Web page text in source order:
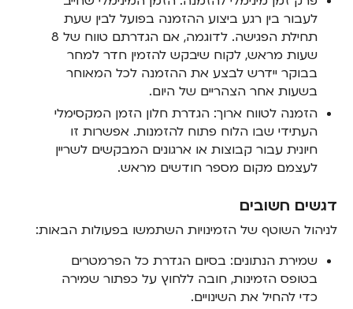
לעבור בין רגע ביצוע ההזמנה בפועל לבין שעת
תחילת הפגישה. לדוגמה, אם הגדרתם טווח של 8
שעות מראש, לקוח שיבקש להזמין חדר למחר
בבוקר יידרש לבצע את ההזמנה לכל המאוחר
בשעות אחר הצהריים של היום.
הזמנה לטווח ארוך: הגדרת חלון הזמן המקסימלי
העתידי שבו הלוח פתוח להזמנות. אפשרות זו
חיונית עבור קבוצות או ארגונים המבקשים לשריין
לעצמם מקום מספר חודשים מראש.
דגשים חשובים
לניהול השוטף של הזמינויות השתמשו בפעולות הבאות:
שמירת הנתונים: בסיום הגדרת כל הפרמטרים
בטופס הזמינות, חובה ללחוץ על כפתור שמירה
כדי להחיל את השינויים.